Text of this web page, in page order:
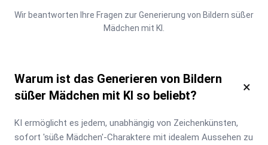
Wir beantworten Ihre Fragen zur Generierung von Bildern süßer
Mädchen mit KI.
Warum ist das Generieren von Bildern
süßer Mädchen mit KI so beliebt?
×
KI ermöglicht es jedem, unabhängig von Zeichenkünsten,
sofort 'süße Mädchen'-Charaktere mit idealem Aussehen zu